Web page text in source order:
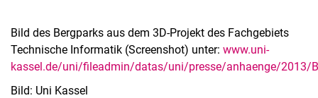
Bild des Bergparks aus dem 3D-Projekt des Fachgebiets
Technische Informatik (Screenshot) unter: www.uni-
kassel.de/uni/fileadmin/datas/uni/presse/anhaenge/2013/
Bild: Uni Kassel